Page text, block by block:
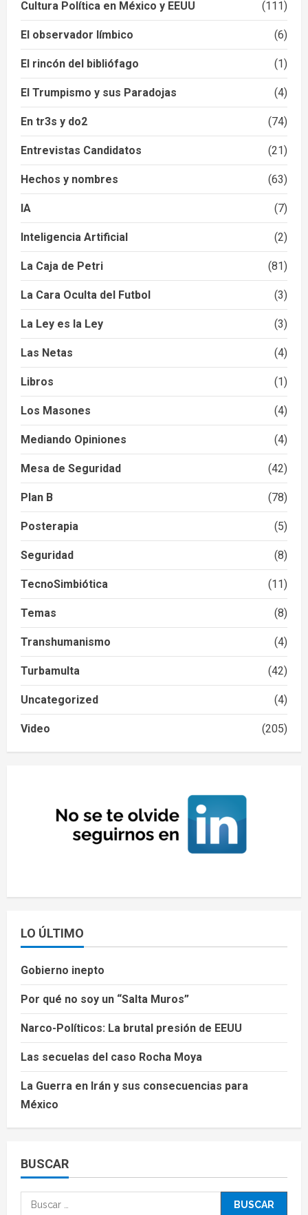
Cultura Política en México y EEUU (111)
El observador límbico (6)
El rincón del bibliófago (1)
El Trumpismo y sus Paradojas (4)
En tr3s y do2 (74)
Entrevistas Candidatos (21)
Hechos y nombres (63)
IA (7)
Inteligencia Artificial (2)
La Caja de Petri (81)
La Cara Oculta del Futbol (3)
La Ley es la Ley (3)
Las Netas (4)
Libros (1)
Los Masones (4)
Mediando Opiniones (4)
Mesa de Seguridad (42)
Plan B (78)
Posterapia (5)
Seguridad (8)
TecnoSimbiótica (11)
Temas (8)
Transhumanismo (4)
Turbamulta (42)
Uncategorized (4)
Video (205)
LO ÚLTIMO
Gobierno inepto
Por qué no soy un “Salta Muros”
Narco-Políticos: La brutal presión de EEUU
Las secuelas del caso Rocha Moya
La Guerra en Irán y sus consecuencias para
México
BUSCAR